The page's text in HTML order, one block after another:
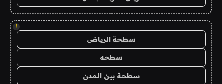
!
سطحة الرياض
سطحه
سطحة بين المدن